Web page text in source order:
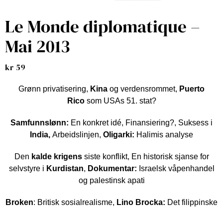
Le Monde diplomatique –
Mai 2013
kr 59
Grønn privatisering, Kina og verdensrommet, Puerto
Rico som USAs 51. stat?
Samfunnslønn: En konkret idé, Finansiering?, Suksess i
India, Arbeidslinjen, Oligarki: Halimis analyse
Den kalde krigenssiste konflikt, En historisk sjanse for
selvstyre i Kurdistan, Dokumentar: Israelsk våpenhandel
og palestinsk apati
Broken: Britisk sosial­realisme, Lino Brocka: Det filippinske